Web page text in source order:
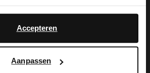
Accepteren
Aanpassen
Sneaker mit Veloursleder-